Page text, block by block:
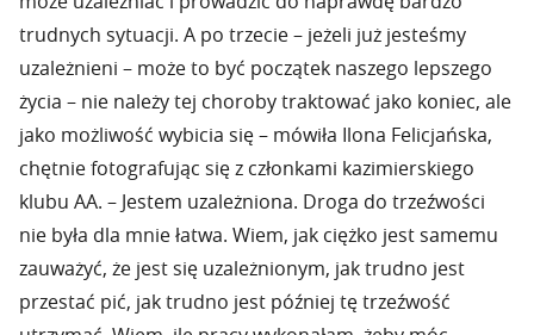
trudnych sytuacji. A po trzecie – jeżeli już jesteśmy
uzależnieni – może to być początek naszego lepszego
życia – nie należy tej choroby traktować jako koniec, ale
jako możliwość wybicia się – mówiła Ilona Felicjańska,
chętnie fotografując się z członkami kazimierskiego
klubu AA. – Jestem uzależniona. Droga do trzeźwości
nie była dla mnie łatwa. Wiem, jak ciężko jest samemu
zauważyć, że jest się uzależnionym, jak trudno jest
przestać pić, jak trudno jest później tę trzeźwość